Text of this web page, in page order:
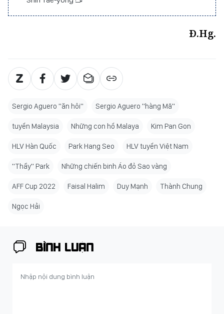
Đ.Hg.
Sergio Aguero "ăn hôi" Sergio Aguero "hàng Mã"
tuyển Malaysia Những con hổ Malaya Kim Pan Gon
HLV Hàn Quốc Park Hang Seo HLV tuyển Việt Nam
"Thầy" Park Những chiến binh Áo đỏ Sao vàng
AFF Cup 2022 Faisal Halim Duy Mạnh Thành Chung
Ngọc Hải
BÌNH LUẬN